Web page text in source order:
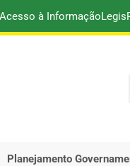
Acesso à InformaçãoLegis
Planejamento